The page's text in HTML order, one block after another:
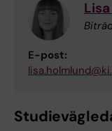
E-post: